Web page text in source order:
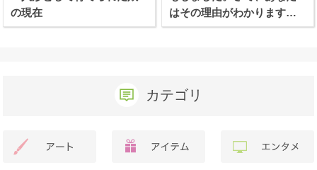
の現在
はその理由がわかります
か？
カテゴリ